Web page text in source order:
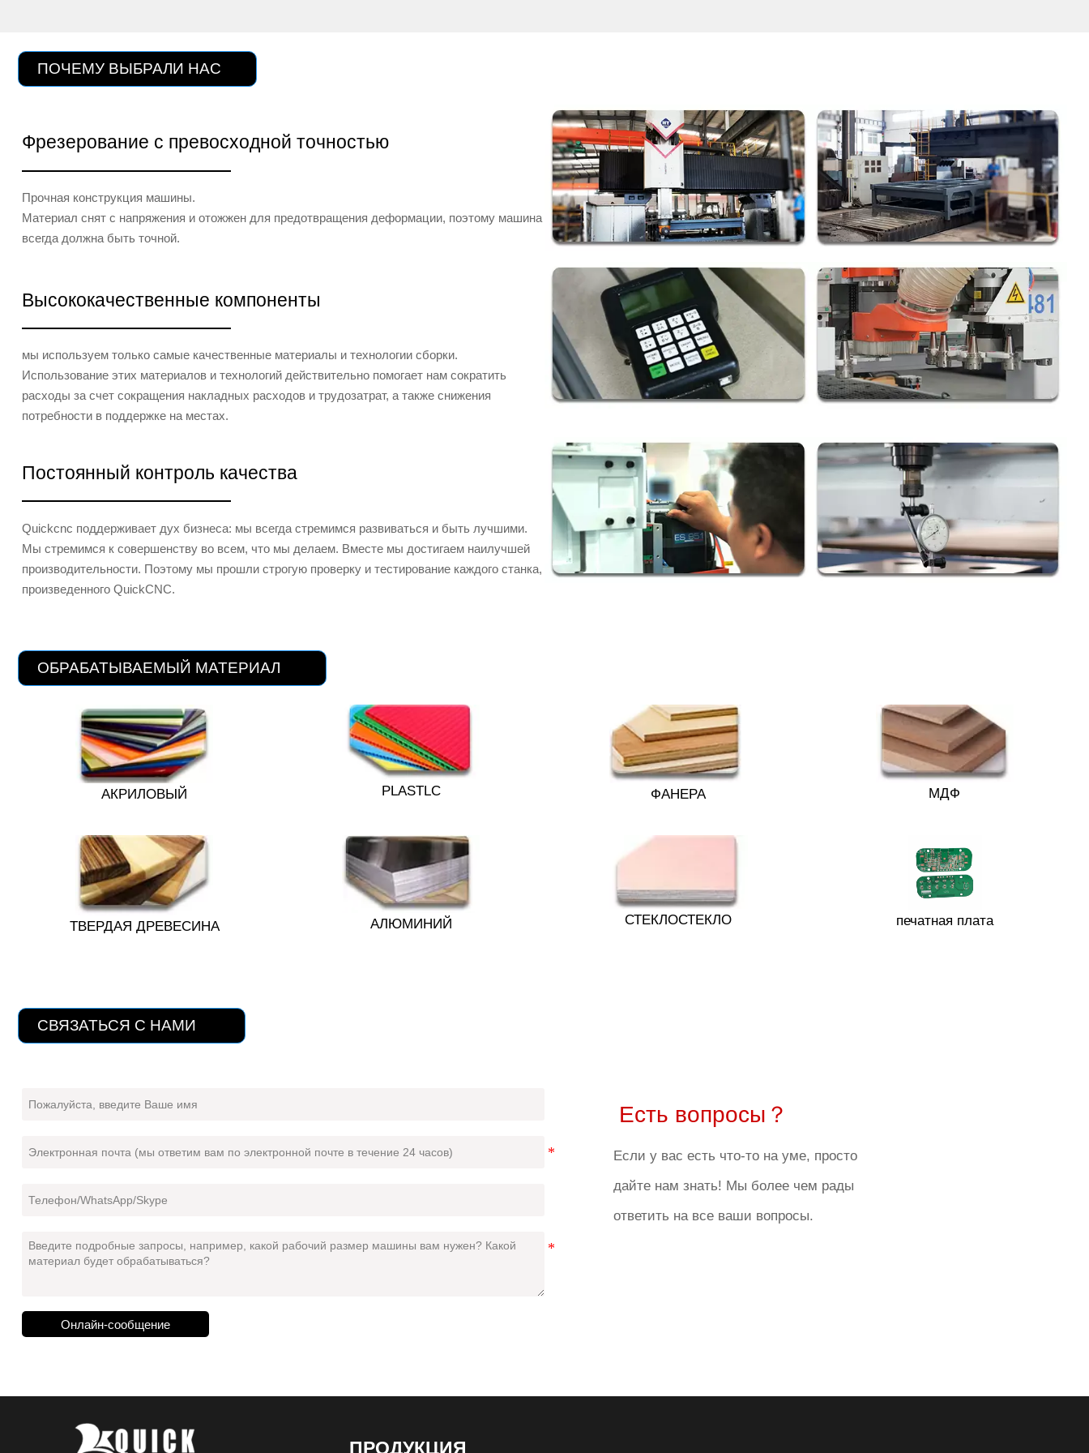
полностью защищенном состоянии, а затем
распыляем краску. Это может эффективно
предотвратить ржавчину машины, что
приведет к ее повреждению.
ПОЧЕМУ ВЫБРАЛИ НАС
Фрезерование с превосходной точностью
Прочная конструкция машины.
Материал снят с напряжения и отожжен для предотвращения деформации, поэтому машина
всегда должна быть точной.
Высококачественные компоненты
мы используем только самые качественные материалы и технологии сборки.
Использование этих материалов и технологий действительно помогает нам сократить
расходы за счет сокращения накладных расходов и трудозатрат, а также снижения
потребности в поддержке на местах.
Постоянный контроль качества
Quickcnc поддерживает дух бизнеса: мы всегда стремимся развиваться и быть лучшими.
Мы стремимся к совершенству во всем, что мы делаем. Вместе мы достигаем наилучшей
производительности. Поэтому мы прошли строгую проверку и тестирование каждого станка,
произведенного QuickCNC.
ОБРАБАТЫВАЕМЫЙ МАТЕРИАЛ
АКРИЛОВЫЙ PLASTLC ФАНЕРА МДФ
ТВЕРДАЯ ДРЕВЕСИНА АЛЮМИНИЙ СТЕКЛОСТЕКЛО печатная плата
СВЯЗАТЬСЯ С НАМИ
Онлайн-сообщение
Есть вопросы？
Если у вас есть что-то на уме, просто
дайте нам знать! Мы более чем рады
ответить на все ваши вопросы.
ПРОДУКЦИЯ